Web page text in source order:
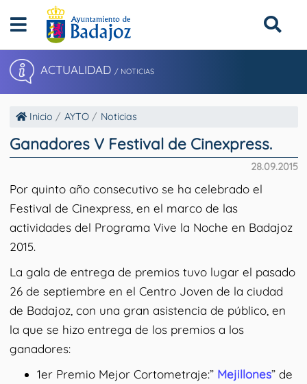
ACTUALIDAD / NOTICIAS
Inicio AYTO Noticias
Ganadores V Festival de Cinexpress.
28.09.2015
Por quinto año consecutivo se ha celebrado el
Festival de Cinexpress, en el marco de las
actividades del Programa Vive la Noche en Badajoz
2015.
La gala de entrega de premios tuvo lugar el pasado
26 de septiembre en el Centro Joven de la ciudad
de Badajoz, con una gran asistencia de público, en
la que se hizo entrega de los premios a los
ganadores:
1er Premio Mejor Cortometraje:” Mejillones” de